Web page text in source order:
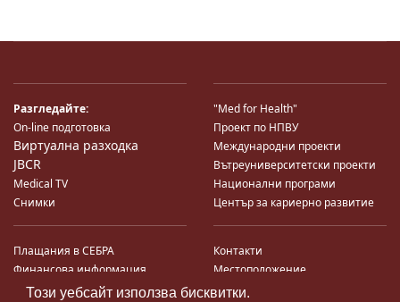
Този уебсайт използва бисквитки.
Разгледайте:
On-line подготовка
Виртуална разходка
JBCR
Medical TV
Снимки
"Med for Health"
Проект по НПВУ
Международни проекти
Вътреуниверситетски проекти
Национални програми
Център за кариерно развитие
Плащания в СЕБРА
Финансова информация
Система за финансово упр-е и
Контакти
Местоположение
Карта на сайта